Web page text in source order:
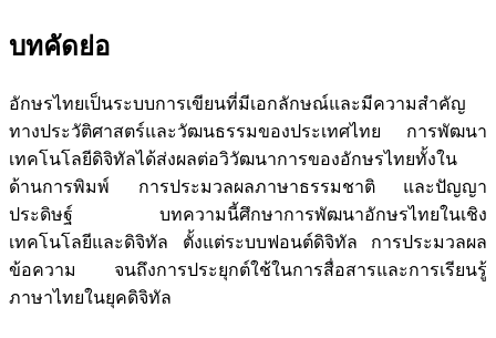
บทคัดย่อ
อักษรไทยเป็นระบบการเขียนที่มีเอกลักษณ์และมีความสำคัญ
ทางประวัติศาสตร์และวัฒนธรรมของประเทศไทย การพัฒนา
เทคโนโลยีดิจิทัลได้ส่งผลต่อวิวัฒนาการของอักษรไทยทั้งใน
ด้านการพิมพ์ การประมวลผลภาษาธรรมชาติ และปัญญา
ประดิษฐ์ บทความนี้ศึกษาการพัฒนาอักษรไทยในเชิง
เทคโนโลยีและดิจิทัล ตั้งแต่ระบบฟอนต์ดิจิทัล การประมวลผล
ข้อความ จนถึงการประยุกต์ใช้ในการสื่อสารและการเรียนรู้
ภาษาไทยในยุคดิจิทัล